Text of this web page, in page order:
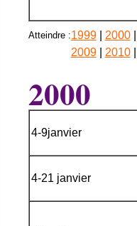
Atteindre :1999| 2000
2009| 2010
2000
4-9janvier
4-21 janvier